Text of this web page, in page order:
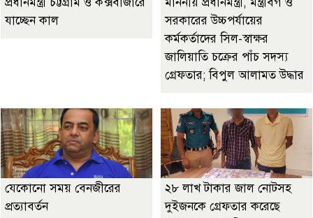
যাচ্ছেন কাল
সরকারের উচ্চপর্যায়ের
কর্মকর্তাদের সিল-স্বাক্ষর
জালিয়াতি চক্রের পাঁচ সদস্য
গ্রেফতার; বিপুল আলামত উদ্ধার
যেকোনো সময় বেনজীরের
প্রত্যাবর্তন
২৮ লাখ টাকার জাল নোটসহ
দুইজনকে গ্রেফতার করেছে